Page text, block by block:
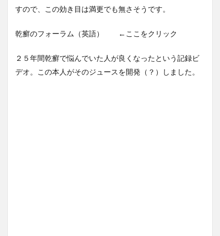
すので、この効き目は満更でも無さそうです。
乾癬のフォーラム（英語） ←ここをクリック
２５年間乾癬で悩んでいた人が良くなったという記録ビ
デオ。この本人がそのジュースを開発（？）しました。